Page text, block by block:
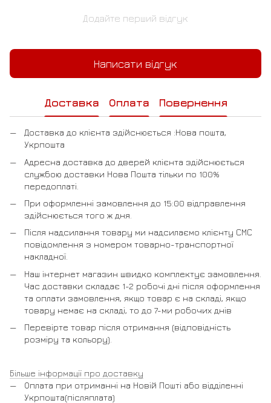
Додайте перший відгук
Написати відгук
Доставка Оплата Повернення
Доставка до клієнта здійснюється :Нова пошта,
Укрпошта
Адресна доставка до дверей клієнта здійснюється
службою доставки Нова Пошта тільки по 100%
передоплаті.
При оформленні замовлення до 15:00 відправлення
здійснюється того ж дня.
Після надсилання товару ми надсилаємо клієнту СМС
повідомлення з номером товарно-транспортної
накладної.
Наш інтернет магазин швидко комплектує замовлення.
Час доставки складає 1-2 робочі дні після оформлення
та оплати замовлення, якщо товар є на складі, якщо
товару немає на складі, то до 7-ми робочих днів
Перевірте товар після отримання (відповідність
розміру та кольору).
Більше інформації про доставку
Оплата при отриманні на Новій Пошті або відділенні
Укрпошта(післяплата)